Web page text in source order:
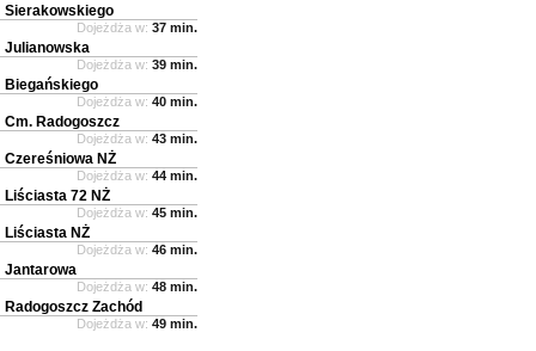
Sierakowskiego
Dojeżdża w: 37 min.
Julianowska
Dojeżdża w: 39 min.
Biegańskiego
Dojeżdża w: 40 min.
Cm. Radogoszcz
Dojeżdża w: 43 min.
Czereśniowa NŻ
Dojeżdża w: 44 min.
Liściasta 72 NŻ
Dojeżdża w: 45 min.
Liściasta NŻ
Dojeżdża w: 46 min.
Jantarowa
Dojeżdża w: 48 min.
Radogoszcz Zachód
Dojeżdża w: 49 min.